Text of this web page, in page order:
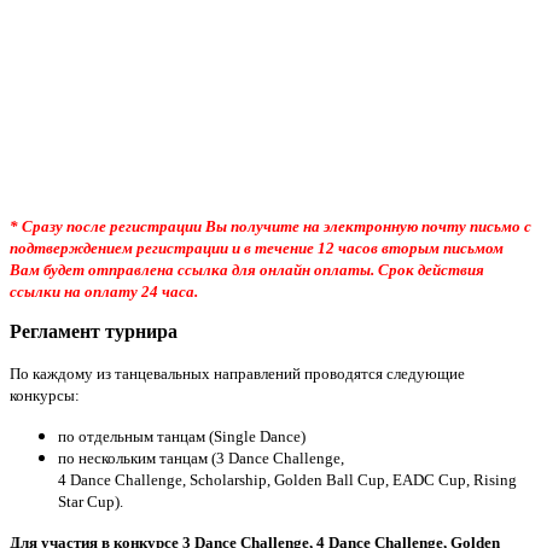
* Сразу после регистрации Вы получите на электронную почту письмо с
подтверждением регистрации и в течение 12 часов вторым письмом
Вам будет отправлена ссылка для онлайн оплаты. Срок действия
ссылки на оплату 24 часа.
Регламент турнира
По каждому из танцевальных направлений проводятся следующие
конкурсы:
по отдельным танцам (Single Dance)
по нескольким танцам (3 Dance Challenge,
4 Dance Challenge, Scholarship, Golden Ball Cup, EADC Cup, Rising
Star Cup).
Для участия в конкурсе 3 Dance Challenge, 4 Dance Challenge, Golden